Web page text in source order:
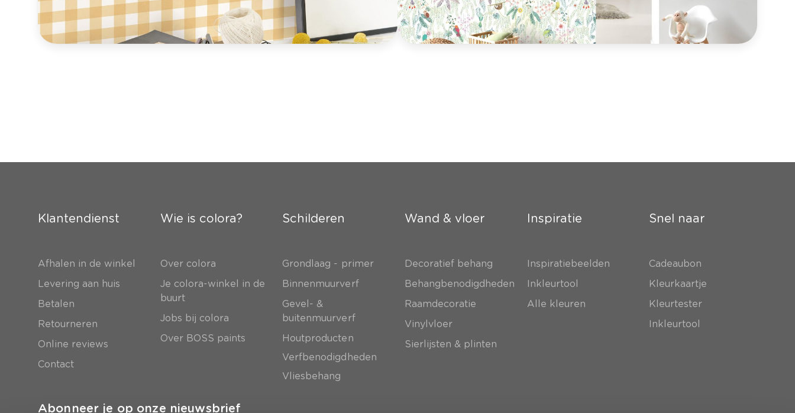
Klantendienst
Afhalen in de winkel
Levering aan huis
Betalen
Retourneren
Online reviews
Contact
Wie is colora?
Over colora
Je colora-winkel in de
buurt
Jobs bij colora
Over BOSS paints
Schilderen
Grondlaag - primer
Binnenmuurverf
Gevel- &
buitenmuurverf
Houtproducten
Verfbenodigdheden
Vliesbehang
Wand & vloer
Decoratief behang
Behangbenodigdheden
Raamdecoratie
Vinylvloer
Sierlijsten & plinten
Inspiratie
Inspiratiebeelden
Inkleurtool
Alle kleuren
Snel naar
Cadeaubon
Kleurkaartje
Kleurtester
Inkleurtool
Abonneer je op onze nieuwsbrief